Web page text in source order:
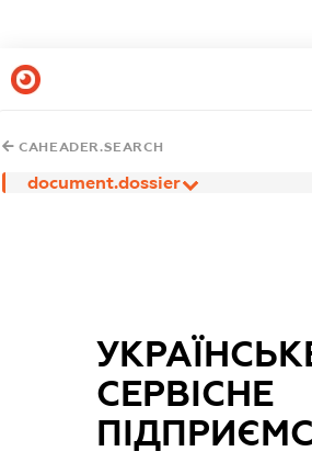
CAHEADER.SEARCH
document.dossier
СЕРВІСНЕ